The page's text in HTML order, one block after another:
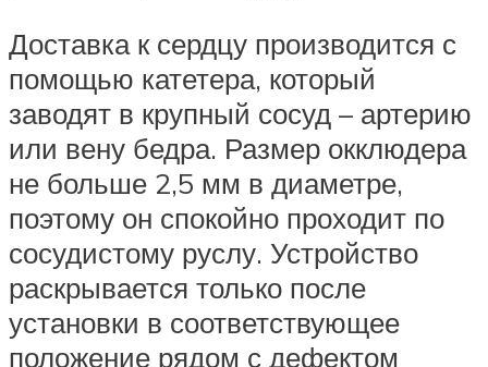
Доставка к сердцу производится с
помощью катетера, который
заводят в крупный сосуд – артерию
или вену бедра. Размер окклюдера
не больше 2,5 мм в диаметре,
поэтому он спокойно проходит по
сосудистому руслу. Устройство
раскрывается только после
установки в соответствующее
положение рядом с дефектом